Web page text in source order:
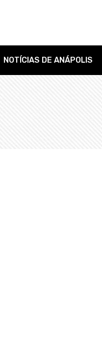
NOTÍCIAS DE ANÁPOLIS